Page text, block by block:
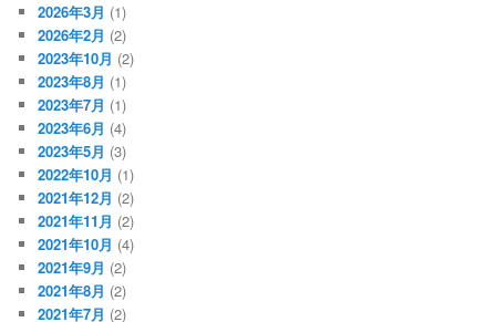
2026年3月 (1)
2026年2月 (2)
2023年10月 (2)
2023年8月 (1)
2023年7月 (1)
2023年6月 (4)
2023年5月 (3)
2022年10月 (1)
2021年12月 (2)
2021年11月 (2)
2021年10月 (4)
2021年9月 (2)
2021年8月 (2)
2021年7月 (2)